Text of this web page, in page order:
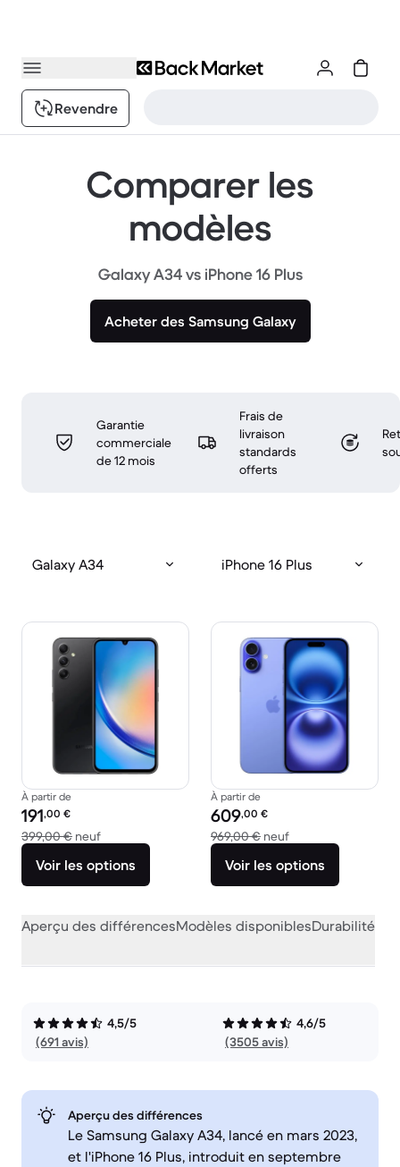
Revendre
Comparer les
modèles
Galaxy A34 vs iPhone 16 Plus
Acheter des Samsung Galaxy
Garantie
commerciale
de 12 mois
Frais de
livraison
standards
offerts
Galaxy A34 iPhone 16 Plus
À partir de
Prix reconditionné :
191,00 €
399,00 € neufcontre 399,00 € neuf
Voir les options
À partir de
Prix reconditionné :
609,00 €
969,00 € neufcontre 969,00 €
Voir les options
Aperçu des différencesModèles disponiblesDurabilité
4,5/5
(691 avis)
4,6/5
(3505 avis)
Aperçu des différences
Le Samsung Galaxy A34, lancé en mars 2023,
et l'iPhone 16 Plus, introduit en septembre